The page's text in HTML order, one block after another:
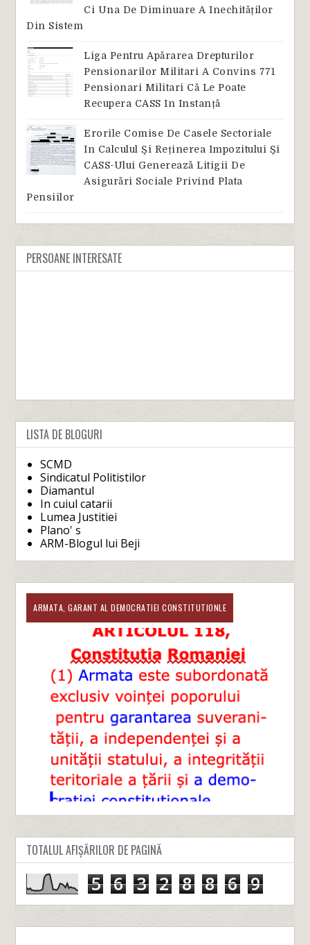
Ci Una De Diminuare A Inechităților
Din Sistem
Liga Pentru Apărarea Drepturilor
Pensionarilor Militari A Convins 771
Pensionari Militari Că Le Poate
Recupera CASS In Instanță
Erorile Comise De Casele Sectoriale
In Calculul Și Reținerea Impozitului Și
CASS-Ului Generează Litigii De
Asigurări Sociale Privind Plata
Pensiilor
PERSOANE INTERESATE
LISTA DE BLOGURI
SCMD
Sindicatul Politistilor
Diamantul
In cuiul catarii
Lumea Justitiei
Plano' s
ARM-Blogul lui Beji
ARMATA, GARANT AL DEMOCRATIEI CONSTITUTIONLE
TOTALUL AFIȘĂRILOR DE PAGINĂ
5 6 3 2 8 8 6 9